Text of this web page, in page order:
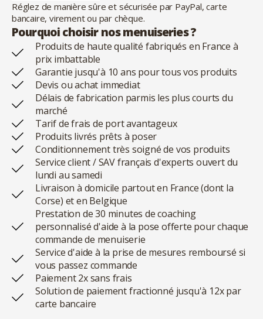
Réglez de manière sûre et sécurisée par PayPal, carte
bancaire, virement ou par chèque.
Pourquoi choisir nos menuiseries ?
Produits de haute qualité fabriqués en France à
prix imbattable
Garantie jusqu'à 10 ans pour tous vos produits
Devis ou achat immediat
Délais de fabrication parmis les plus courts du
marché
Tarif de frais de port avantageux
Produits livrés prêts à poser
Conditionnement très soigné de vos produits
Service client / SAV français d'experts ouvert du
lundi au samedi
Livraison à domicile partout en France (dont la
Corse) et en Belgique
Prestation de 30 minutes de coaching
personnalisé d'aide à la pose offerte pour chaque
commande de menuiserie
Service d'aide à la prise de mesures remboursé si
vous passez commande
Paiement 2x sans frais
Solution de paiement fractionné jusqu'à 12x par
carte bancaire